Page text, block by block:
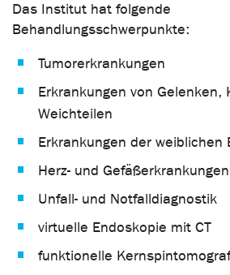
Das Institut hat folgende
Behandlungsschwerpunkte:
Tumorerkrankungen
Erkrankungen von Gelenken,
Weichteilen
Erkrankungen der weiblichen
Herz- und Gefäßerkrankungen
Unfall- und Notfalldiagnostik
virtuelle Endoskopie mit CT
funktionelle